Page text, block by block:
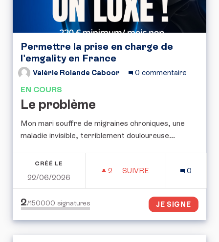
Permettre la prise en charge de
l'emgality en France
Valérie Rolande Caboor 0 commentaire
EN COURS
Le problème
Mon mari souffre de migraines chroniques, une
maladie invisible, terriblement douloureuse...
CRÉÉ LE
22/06/2026
2 2 ABONNÉS
SUIVRE
0
2/150000 signatures JE SIGNE